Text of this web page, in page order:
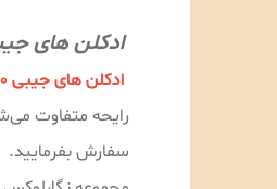
ادکلن های جیبی 50
ادکلن های جیبی 50 میل
رایحه متفاوت
سفارش بفرمایید.